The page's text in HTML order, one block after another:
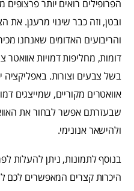
הפרופילים רואים יותר
ובטן, וזה כבר שינוי מרענן. את
והריבועים האדומים שאנחנו
דומות, מחליפות דמויות אוואטר
בשל צבעים וצורות. באפליקציה
אוואטרים מקוריים, שמייצגים
שבעזרתם אפשר לבחור את
ולהישאר אנונימי.
בנוסף לתמונות, ניתן להעלות
היכרות קצרים המאפשרים לכם